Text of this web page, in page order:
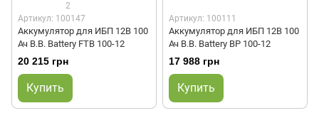
2
Артикул: 100147
Аккумулятор для ИБП 12В 100
Ач B.B. Battery FTB 100-12
20 215 грн
Купить
Артикул: 100111
Аккумулятор для ИБП 12В 100
Ач B.B. Battery BP 100-12
17 988 грн
Купить